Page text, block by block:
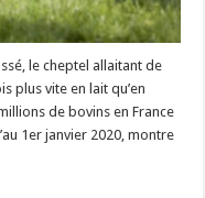
le cheptel allaitant de
plus vite en lait qu’en
de bovins en France
1er janvier 2020, montre